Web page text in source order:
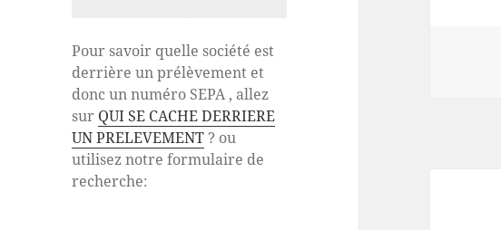
Pour savoir quelle société est
derrière un prélèvement et
donc un numéro SEPA , allez
sur QUI SE CACHE DERRIERE
UN PRELEVEMENT? ou
utilisez notre formulaire de
recherche: